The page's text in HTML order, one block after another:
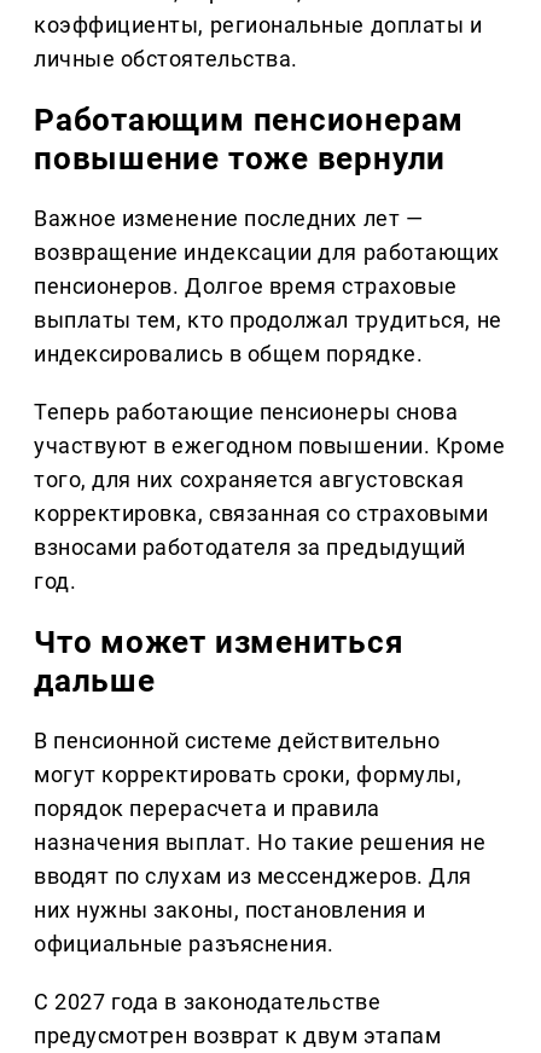
коэффициенты, региональные доплаты и
личные обстоятельства.
Работающим пенсионерам
повышение тоже вернули
Важное изменение последних лет —
возвращение индексации для работающих
пенсионеров. Долгое время страховые
выплаты тем, кто продолжал трудиться, не
индексировались в общем порядке.
Теперь работающие пенсионеры снова
участвуют в ежегодном повышении. Кроме
того, для них сохраняется августовская
корректировка, связанная со страховыми
взносами работодателя за предыдущий
год.
Что может измениться
дальше
В пенсионной системе действительно
могут корректировать сроки, формулы,
порядок перерасчета и правила
назначения выплат. Но такие решения не
вводят по слухам из мессенджеров. Для
них нужны законы, постановления и
официальные разъяснения.
С 2027 года в законодательстве
предусмотрен возврат к двум этапам